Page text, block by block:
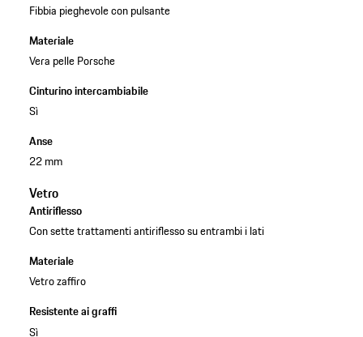
Fibbia pieghevole con pulsante
Materiale
Vera pelle Porsche
Cinturino intercambiabile
Sì
Anse
22 mm
Vetro
Antiriflesso
Con sette trattamenti antiriflesso su entrambi i lati
Materiale
Vetro zaffiro
Resistente ai graffi
Sì